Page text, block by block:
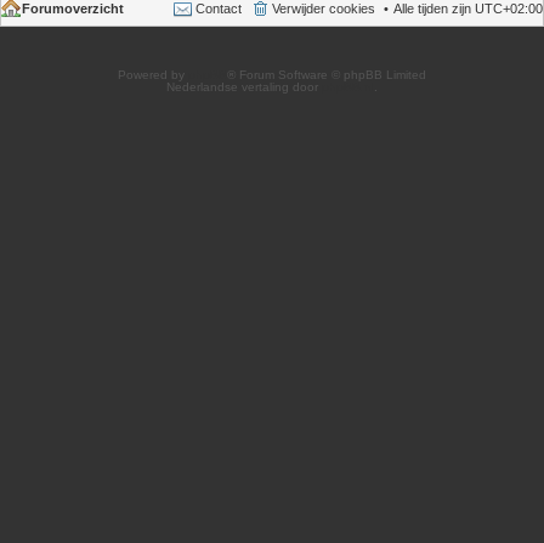
Forumoverzicht Alle tijden zijn UTC+02:00
Verwijder cookies
Contact
Powered by
® Forum Software © phpBB Limited
Nederlandse vertaling door